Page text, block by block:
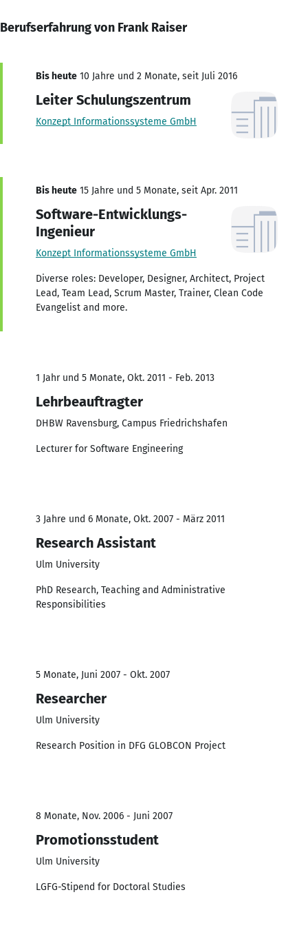
Berufserfahrung von Frank Raiser
Bis heute 10 Jahre und 2 Monate, seit Juli 2016
Leiter Schulungszentrum
Konzept Informationssysteme GmbH
Bis heute 15 Jahre und 5 Monate, seit Apr. 2011
Software-Entwicklungs-
Ingenieur
Konzept Informationssysteme GmbH
Diverse roles: Developer, Designer, Architect, Project
Lead, Team Lead, Scrum Master, Trainer, Clean Code
Evangelist and more.
1 Jahr und 5 Monate, Okt. 2011 - Feb. 2013
Lehrbeauftragter
DHBW Ravensburg, Campus Friedrichshafen
Lecturer for Software Engineering
3 Jahre und 6 Monate, Okt. 2007 - März 2011
Research Assistant
Ulm University
PhD Research, Teaching and Administrative
Responsibilities
5 Monate, Juni 2007 - Okt. 2007
Researcher
Ulm University
Research Position in DFG GLOBCON Project
8 Monate, Nov. 2006 - Juni 2007
Promotionsstudent
Ulm University
LGFG-Stipend for Doctoral Studies